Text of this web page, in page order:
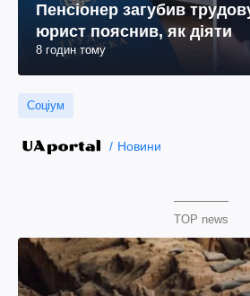
Пенсіонер загубив
юрист пояснив, як діяти
8 годин тому
Соціум
Новини
TOP news